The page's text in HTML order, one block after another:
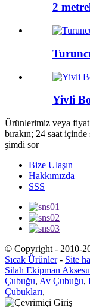
2
Yivli
Ürünlerimiz veya
bırakın; 24 saat
şimdi sor
Bize Ulaşın
Hakkımızda
SSS
© Copyright - 2010-
Sıcak Ürünler- Site
Silah Ekipman
Çubuğu, Av Çubuğu,
Çubukları,